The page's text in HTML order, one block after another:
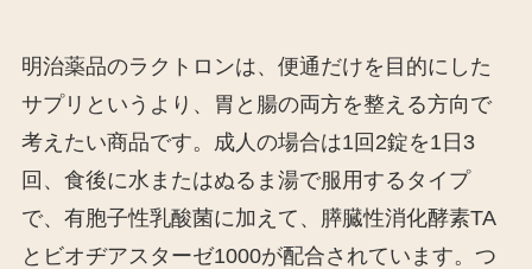
明治薬品のラクトロンは、便通だけを目的にした
サプリというより、胃と腸の両方を整える方向で
考えたい商品です。成人の場合は1回2錠を1日3
回、食後に水またはぬるま湯で服用するタイプ
で、有胞子性乳酸菌に加えて、膵臓性消化酵素TA
とビオヂアスターゼ1000が配合されています。つ